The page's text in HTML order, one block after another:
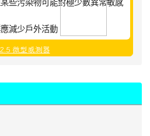
減少戶外活動
微型感測器